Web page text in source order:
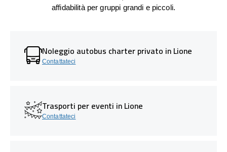
affidabilità per gruppi grandi e piccoli.
Noleggio autobus charter privato in Lione
Contattateci
Trasporti per eventi in Lione
Contattateci